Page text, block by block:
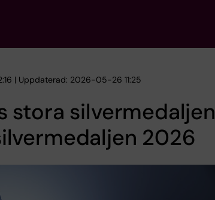
| Uppdaterad: 2026-05-26 11:25
stora silvermedaljen
2026